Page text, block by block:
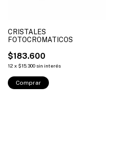
CRISTALES
FOTOCROMATICOS
$183.600
12 x $15.300 sin interés